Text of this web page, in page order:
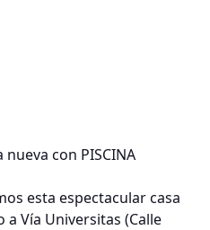
nueva con PISCINA
esta espectacular casa
a Vía Universitas (Calle